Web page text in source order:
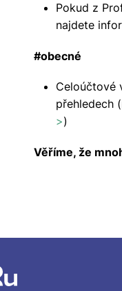
Pokud z
najdete
#obecné
Celoúčtové
přehledech
>)
Věříme, že